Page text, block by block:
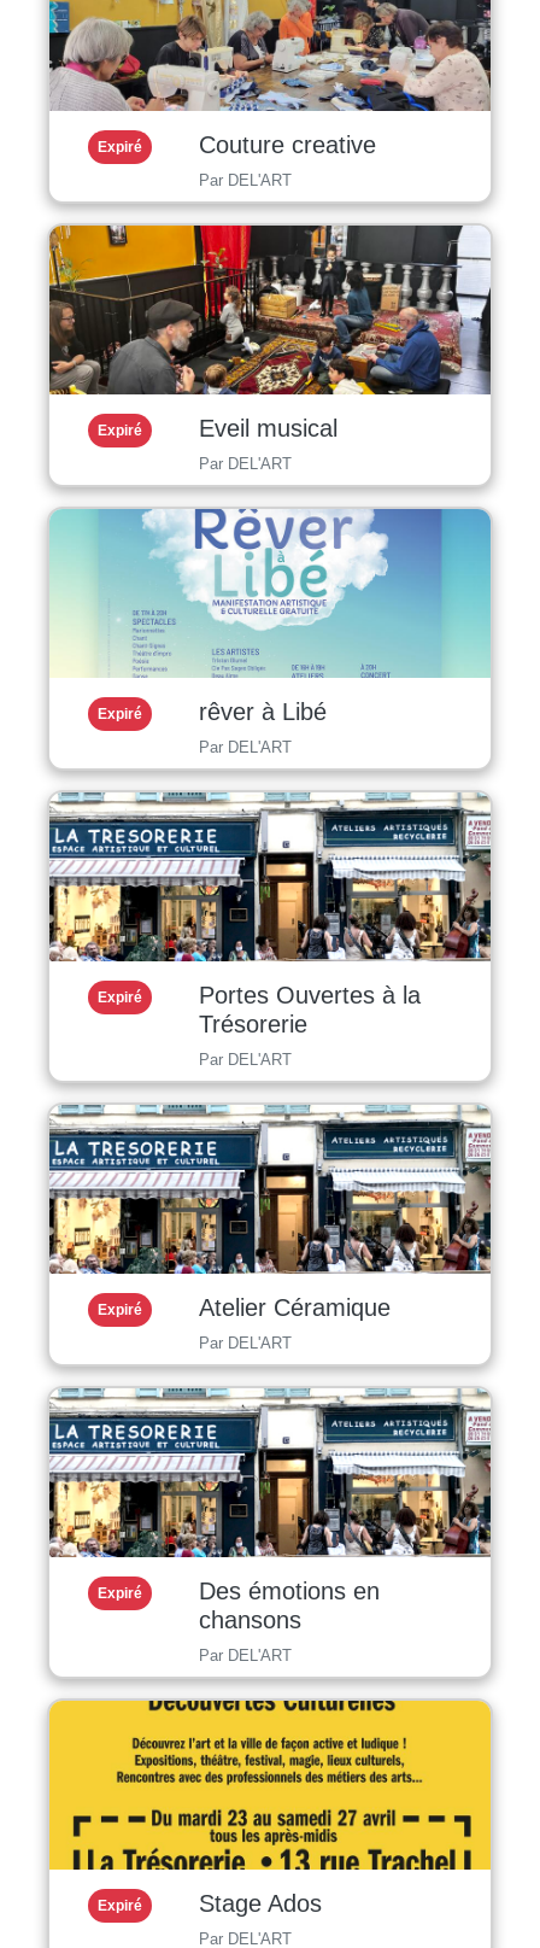
Expiré Couture creative
Par DEL'ART
Expiré Eveil musical
Par DEL'ART
Expiré rêver à Libé
Par DEL'ART
Expiré
Portes Ouvertes à la
Trésorerie
Par DEL'ART
Expiré Atelier Céramique
Par DEL'ART
Expiré
Des émotions en
chansons
Par DEL'ART
Expiré Stage Ados
Par DEL'ART